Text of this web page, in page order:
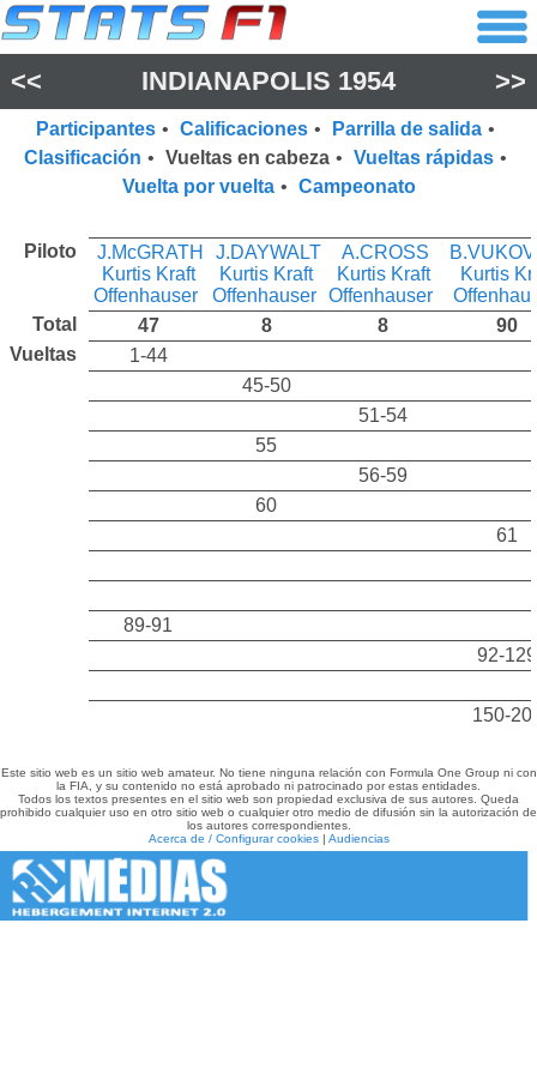
<< INDIANAPOLIS 1954 >>
Participantes • Calificaciones • Parrilla de salida •
Clasificación • Vueltas en cabeza • Vueltas rápidas •
Vuelta por vuelta • Campeonato
Piloto
J.McGRATH
Kurtis Kraft
Offenhauser
J.DAYWALT
Kurtis Kraft
Offenhauser
A.CROSS
Kurtis Kraft
Offenhauser
Kurtis
Total
47 8 8
90
Vueltas
1-44
45-50
51-54
55
56-59
60
61
89-91
92-129
150-
Este sitio web es un sitio web amateur. No tiene ninguna relación con Formula One Group ni con
la FIA, y su contenido no está aprobado ni patrocinado por estas entidades.
Todos los textos presentes en el sitio web son propiedad exclusiva de sus autores. Queda
prohibido cualquier uso en otro sitio web o cualquier otro medio de difusión sin la autorización de
los autores correspondientes.
Acerca de / Configurar cookies| Audiencias